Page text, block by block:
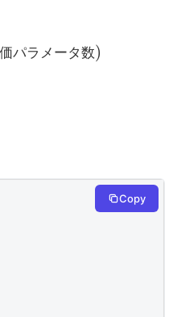
価パ ラ メ タ 数
Copy